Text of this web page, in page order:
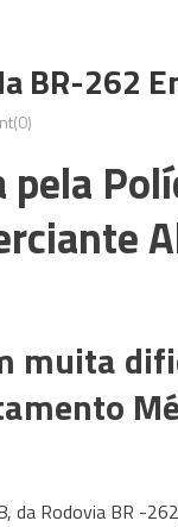
BR-262
muita
da Rodovia BR -